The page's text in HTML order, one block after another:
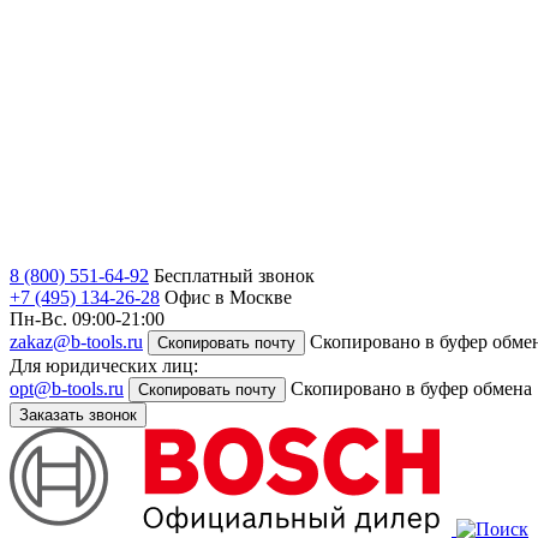
8 (800) 551-64-92 Бесплатный звонок
+7 (495) 134-26-28 Офис в Москве
Пн-Вс. 09:00-21:00
zakaz@b-tools.ru
Скопировать почту
Скопировано в буфер
Для юридических лиц:
opt@b-tools.ru
Скопировать почту Скопировано в буфер обмена
Заказать звонок